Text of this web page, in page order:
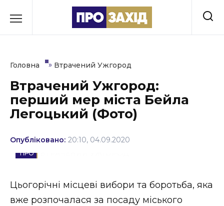
до
Культура
Освіта
Події
Соціум
Головна » Втрачений Ужгород
Втрачений Ужгород:
перший мер міста Бейла
Легоцький (Фото)
Опубліковано: 20:10, 04.09.2020
Цьогорічні місцеві вибори та боротьба, яка
вже розпочалася за посаду міського